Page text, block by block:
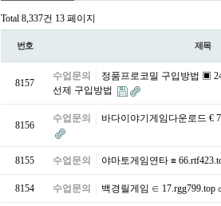
Total 8,337건 13 페이지
번호 제목
8157
수업문의
정품프로코밀 구입방법 ▣
선제 구입방법
8156
수업문의 바다이야기게임다운로드 €
8155 수업문의 야마토게임연타 ≡
8154 수업문의 백경릴게임 ∈ 17.rgg799.top